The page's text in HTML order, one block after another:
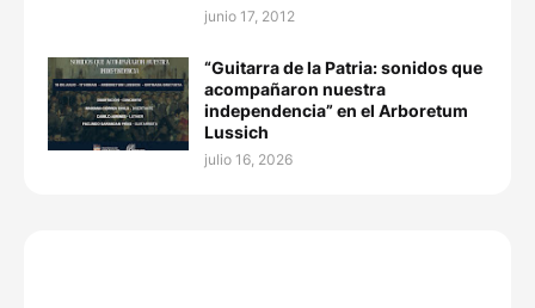
junio 17, 2012
“Guitarra de la Patria: sonidos que
acompañaron nuestra
independencia” en el Arboretum
Lussich
julio 16, 2026